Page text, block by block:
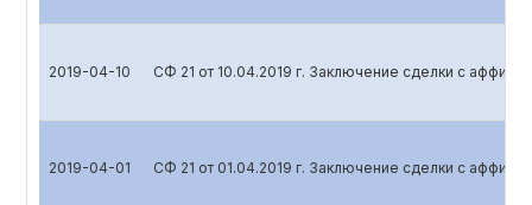
2019-04-10 СФ 21 от 10.04.2019 г. Заключение сделки с
2019-04-01 СФ 21 от 01.04.2019 г. Заключение сделки с